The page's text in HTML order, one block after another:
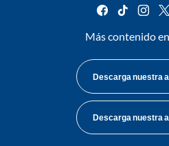
facebook
tiktok
Más contenido en
Descarga nuestra
Descarga nuestra